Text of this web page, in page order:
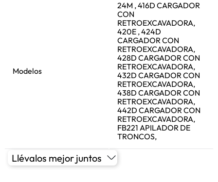
Modelos
24M , 416D CARGADOR
CON
RETROEXCAVADORA,
420E , 424D
CARGADOR CON
RETROEXCAVADORA,
428D CARGADOR CON
RETROEXCAVADORA,
432D CARGADOR CON
RETROEXCAVADORA,
438D CARGADOR CON
RETROEXCAVADORA,
442D CARGADOR CON
RETROEXCAVADORA,
FB221 APILADOR DE
TRONCOS,
Llévalos mejor juntos